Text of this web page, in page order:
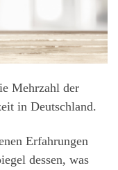
Mehrzahl der
in Deutschland.
Erfahrungen
dessen, was